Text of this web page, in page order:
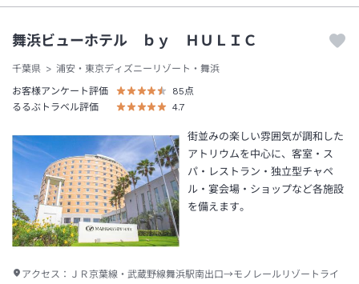
舞浜ビューホテル ｂｙ ＨＵＬＩＣ
千葉県
浦安・東京ディズニーリゾート・舞浜
お客様アンケート評価
85点
るるぶトラベル評価
4.7
街並みの楽しい雰囲気が調和した
アトリウムを中心に、客室・ス
パ・レストラン・独立型チャペ
ル・宴会場・ショップなど各施設
を備えます。
アクセス： ＪＲ京葉線・武蔵野線舞浜駅南出口→モノレールリゾートライ